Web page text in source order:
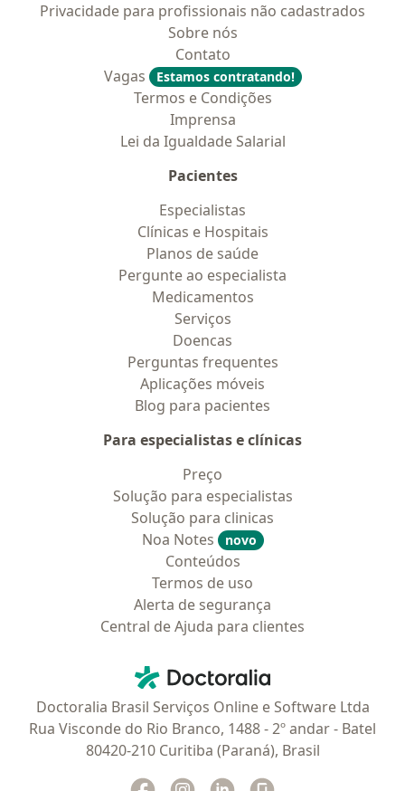
Privacidade para profissionais não cadastrados
Sobre nós
Contato
Vagas
Estamos contratando!
Termos e Condições
Imprensa
Lei da Igualdade Salarial
Pacientes
Especialistas
Clínicas e Hospitais
Planos de saúde
Pergunte ao especialista
Medicamentos
Serviços
Doencas
Perguntas frequentes
Aplicações móveis
Blog para pacientes
Para especialistas e clínicas
Preço
Solução para especialistas
Solução para clinicas
Noa Notes
novo
Conteúdos
Termos de uso
Alerta de segurança
Central de Ajuda para clientes
Doctoralia - Homepage
Doctoralia Brasil Serviços Online e Software Ltda
Rua Visconde do Rio Branco, 1488 - 2º andar - Batel
80420-210 Curitiba (Paraná), Brasil
Facebook
abre num novo separador
Instagram
abre num novo separador
Linkedin
abre num novo